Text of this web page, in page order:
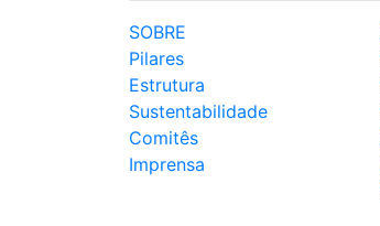
SOBRE
Pilares
Estrutura
Sustentabilidade
Comitês
Imprensa